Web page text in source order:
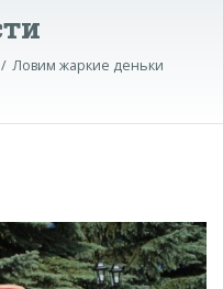
Ловим жаркие деньки